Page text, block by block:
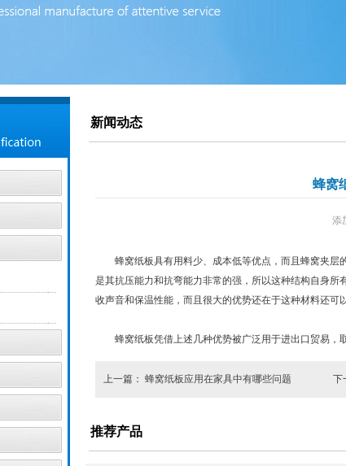
新闻动态
蜂窝
添
蜂窝纸板具有用料少、成本低等优点，而且蜂窝夹层
是其抗压能力和抗弯能力非常的强，所以这种结构自身
收声音和保温性能，而且很大的优势还在于这种材料还可
蜂窝纸板凭借上述几种优势被广泛用于进出口贸易，取
上一篇： 蜂窝纸板应用在家具中有哪些问题 下一
推荐产品